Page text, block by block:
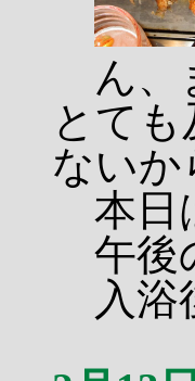
ん、
とて
ないか
本日
午後
入浴